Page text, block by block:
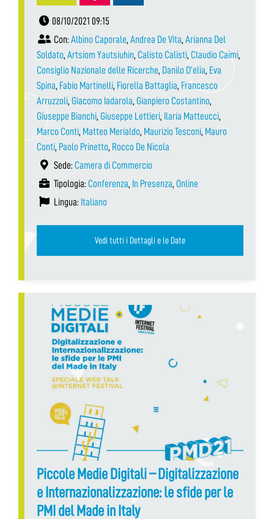
08/10/2021 09:15
Con: Albino Caporale, Andrea De Vita, Arianna Del
Soldato, Artsiom Yautsiuhin, Calisto Calisti, Claudio Caimi,
Consiglio Nazionale delle Ricerche, Danilo D’elia, Eva
Spina, Fabio Martinelli, Fiorella Battaglia, Francesco
Arruzzoli, Giacomo Iadarola, Gianpiero Costantino,
Giuseppe Bianchi, Giuseppe Lettieri, Ilaria Matteucci,
Marco Conti, Matteo Merialdo, Maurizio Tesconi, Mauro
Conti, Paolo Prinetto, Rocco De Nicola
Sede: Camera di Commercio
Tipologia: Conferenza, In Presenza, Online
Lingua: Italiano
Vedi tutti i Dettagli e le Date
Piccole Medie Digitali – Digitalizzazione
e Internazionalizzazione: le sfide per le
PMI del Made in Italy